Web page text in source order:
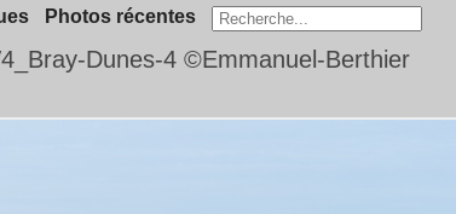
Photos récentes
Dunes-4 ©Emmanuel-Berthier